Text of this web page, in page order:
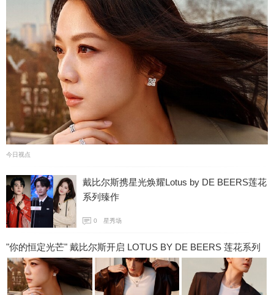
今日视点
戴比尔斯携星光焕耀Lotus by DE BEERS莲花
系列臻作
0 星秀场
"你的恒定光芒" 戴比尔斯开启 LOTUS BY DE BEERS 莲花系列
全新品牌活动